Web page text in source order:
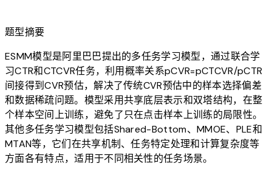
题型摘要
ESMM模型是阿里巴巴提出的多任务学习模型，通过联合学
习CTR和CTCVR任务，利用概率关系pCVR=pCTCVR/pCTR
间接得到CVR预估，解决了传统CVR预估中的样本选择偏差
和数据稀疏问题。模型采用共享底层表示和双塔结构，在整
个样本空间上训练，避免了只在点击样本上训练的局限性。
其他多任务学习模型包括Shared-Bottom、MMOE、PLE和
MTAN等，它们在共享机制、任务特定处理和计算复杂度等
方面各有特点，适用于不同相关性的任务场景。